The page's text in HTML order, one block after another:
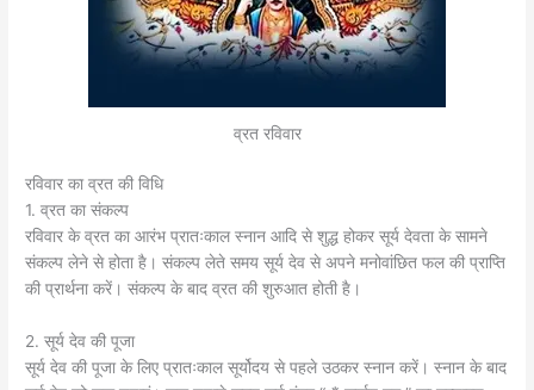
व्रत रविवार
रविवार का व्रत की विधि
1. व्रत का संकल्प
रविवार के व्रत का आरंभ प्रातःकाल स्नान आदि से शुद्ध होकर सूर्य देवता के सामने
संकल्प लेने से होता है। संकल्प लेते समय सूर्य देव से अपने मनोवांछित फल की प्राप्ति
की प्रार्थना करें। संकल्प के बाद व्रत की शुरुआत होती है।
2. सूर्य देव की पूजा
सूर्य देव की पूजा के लिए प्रातःकाल सूर्योदय से पहले उठकर स्नान करें। स्नान के बाद